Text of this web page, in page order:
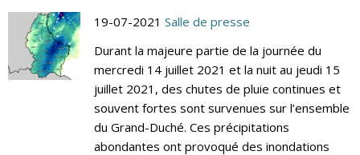
19-07-2021 Salle de presse
Durant la majeure partie de la journée du
mercredi 14 juillet 2021 et la nuit au jeudi 15
juillet 2021, des chutes de pluie continues et
souvent fortes sont survenues sur l’ensemble
du Grand-Duché. Ces précipitations
abondantes ont provoqué des inondations